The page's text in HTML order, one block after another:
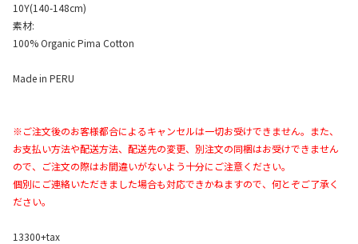
10Y(140-148cm)
素材:
100% Organic Pima Cotton
Made in PERU
※ご注文後のお客様都合によるキャンセルは一切お受けできません。また、
お支払い方法や配送方法、配送先の変更、別注文の同梱はお受けできません
ので、ご注文の際はお間違いがないよう十分にご注意ください。
個別にご連絡いただきました場合も対応できかねますので、何とぞご了承く
ださい。
13300+tax